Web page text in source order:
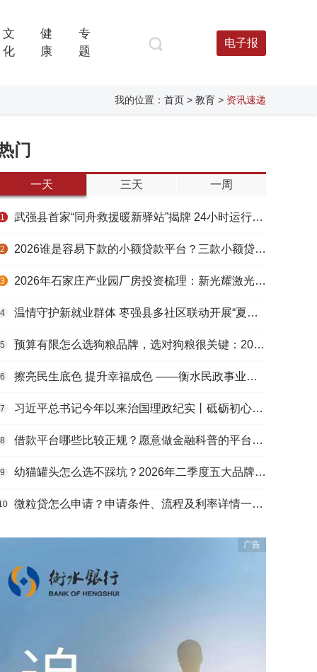
文
化
健
康
专
题
电子报
我的位置： 首页 > 教育 > 资讯速递
门
一天 三天 一周
1 武强县首家“同舟救援暖新驿站”揭牌 24小时运行守护户外劳动者
2 2026谁是容易下款的小额贷款平台？三款小额贷款产品全面对比
3 2026年石家庄产业园厂房投资梳理：新光耀激光科技谷等项目盘点
4 温情守护新就业群体 枣强县多社区联动开展“夏日送清凉”活动
5 预算有限怎么选狗粮品牌，选对狗粮很关键：2026年性价比高狗粮选购指南
6 擦亮民生底色 提升幸福成色 ——衡水民政事业高质量发展综述
7 习近平总书记今年以来治国理政纪实丨砥砺初心使命 把党建设得更加坚强有力
8 借款平台哪些比较正规？愿意做金融科普的平台更靠谱
9 幼猫罐头怎么选不踩坑？2026年二季度五大品牌肠胃适配营养安全
微粒贷怎么申请？申请条件、流程及利率详情一文看懂
广告